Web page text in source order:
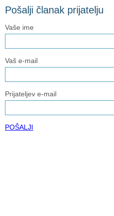
Pošalji članak prijatelju
Vaše ime
Vaš e-mail
Prijateljev e-mail
POŠALJI